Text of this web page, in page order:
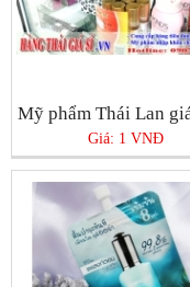
Giá: 1 VNĐ